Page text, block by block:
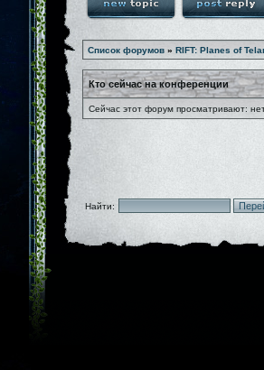
Список форумов » RIFT: Planes of
Кто сейчас на конференции
Сейчас этот форум просматривают:
Найти: